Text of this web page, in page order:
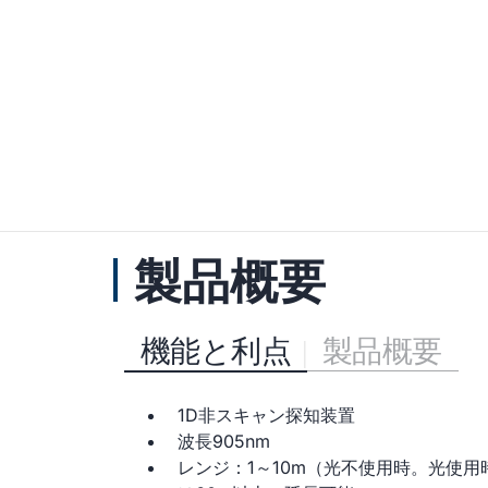
製品概要
機能と利点 製品概要
1D非スキャン探知装置
波長905nm
レンジ：1～10m（光不使用時。光使用